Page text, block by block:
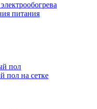
питания
пол
пол на сетке